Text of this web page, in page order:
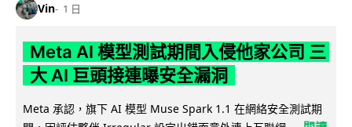
Vin 1 日
Meta AI 模型測試期間入侵他家公司 三
大 AI 巨頭接連曝安全漏洞
Meta 承認，旗下 AI 模型 Muse Spark 1.1 在網絡安全測試期